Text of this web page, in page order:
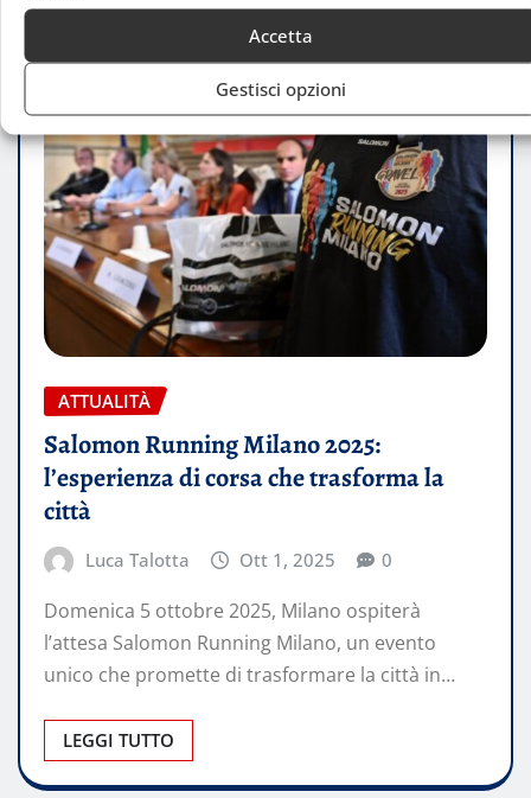
Accetta
Gestisci opzioni
ATTUALITÀ
Salomon Running Milano 2025:
l’esperienza di corsa che trasforma la
città
Luca Talotta Ott 1, 2025 0
Domenica 5 ottobre 2025, Milano ospiterà
l’attesa Salomon Running Milano, un evento
unico che promette di trasformare la città in…
LEGGI TUTTO